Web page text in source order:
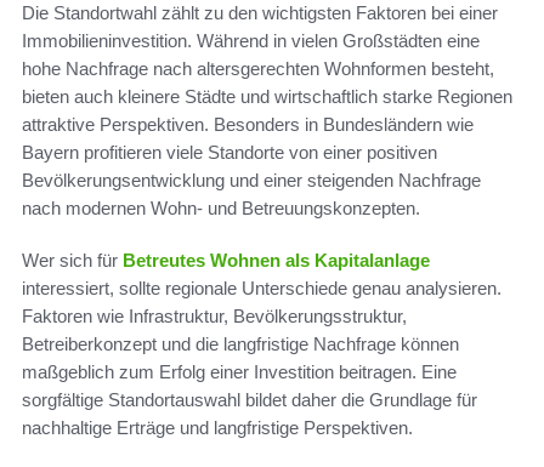
Die Standortwahl zählt zu den wichtigsten Faktoren bei einer
Immobilieninvestition. Während in vielen Großstädten eine
hohe Nachfrage nach altersgerechten Wohnformen besteht,
bieten auch kleinere Städte und wirtschaftlich starke Regionen
attraktive Perspektiven. Besonders in Bundesländern wie
Bayern profitieren viele Standorte von einer positiven
Bevölkerungsentwicklung und einer steigenden Nachfrage
nach modernen Wohn- und Betreuungskonzepten.
Wer sich für Betreutes Wohnen als Kapitalanlage
interessiert, sollte regionale Unterschiede genau analysieren.
Faktoren wie Infrastruktur, Bevölkerungsstruktur,
Betreiberkonzept und die langfristige Nachfrage können
maßgeblich zum Erfolg einer Investition beitragen. Eine
sorgfältige Standortauswahl bildet daher die Grundlage für
nachhaltige Erträge und langfristige Perspektiven.